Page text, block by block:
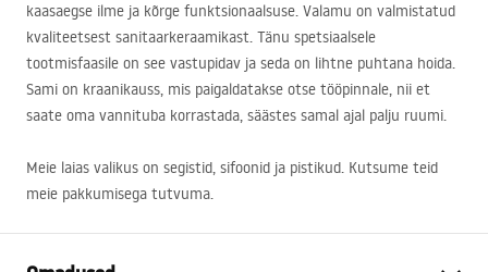
kaasaegse ilme ja kõrge funktsionaalsuse. Valamu on valmistatud
kvaliteetsest sanitaarkeraamikast. Tänu spetsiaalsele
tootmisfaasile on see vastupidav ja seda on lihtne puhtana hoida.
Sami on kraanikauss, mis paigaldatakse otse tööpinnale, nii et
saate oma vannituba korrastada, säästes samal ajal palju ruumi.
Meie laias valikus on segistid, sifoonid ja pistikud. Kutsume teid
meie pakkumisega tutvuma.